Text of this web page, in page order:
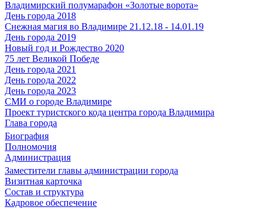
Владимирский полумарафон «Золотые ворота»
День города 2018
Снежная магия во Владимире 21.12.18 - 14.01.19
День города 2019
Новый год и Рождество 2020
75 лет Великой Победе
День города 2021
День города 2022
День города 2023
СМИ о городе Владимире
Проект туристского кода центра города Владимира
Глава города
Биография
Полномочия
Администрация
Заместители главы администрации города
Визитная карточка
Состав и структура
Кадровое обеспечение